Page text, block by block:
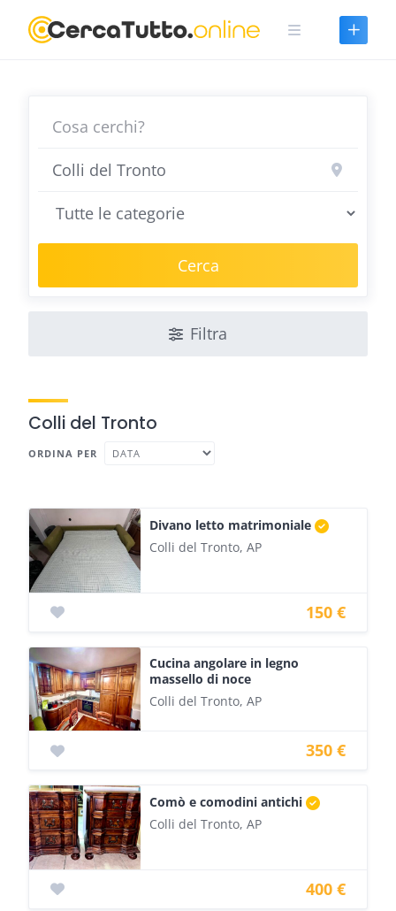
Cerca
Filtra
Colli del Tronto
ORDINA PER
Divano letto matrimoniale
Colli del Tronto, AP
150 €
Cucina angolare in legno
massello di noce
Colli del Tronto, AP
350 €
Comò e comodini antichi
Colli del Tronto, AP
400 €